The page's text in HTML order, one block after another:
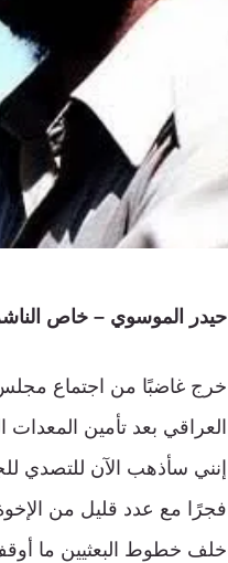
حيدر الموسوي – خاص
خرج غاضبًا من اجتماع
العراقي بعد تأمين
إنني سأذهب الآن للتصدي
فجرًا مع عدد قليل من
خلف خطوط البعثيين ما